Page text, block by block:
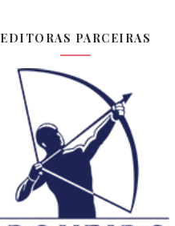
EDITORAS PARCEIRAS